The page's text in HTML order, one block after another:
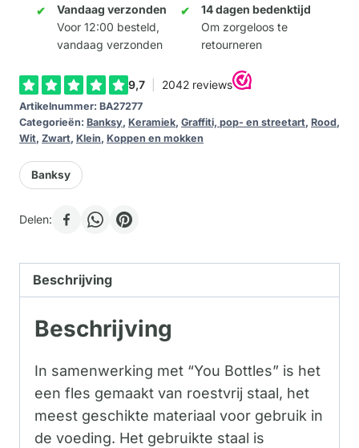
Guns
Hill
aantal
Vandaag verzonden
Voor 12:00 besteld,
vandaag verzonden
14 dagen bedenktijd
Om zorgeloos te
retourneren
Artikelnummer: BA27277
Categorieën: Banksy, Keramiek, Graffiti, pop- en streetart, Rood,
Wit, Zwart, Klein, Koppen en mokken
Banksy
Delen:
Beschrijving
Beschrijving
In samenwerking met “You Bottles” is het
een fles gemaakt van roestvrij staal, het
meest geschikte materiaal voor gebruik in
de voeding. Het gebruikte staal is